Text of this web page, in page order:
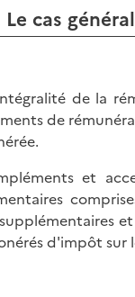
Le cas général
de la
de
et
d'impôt sur